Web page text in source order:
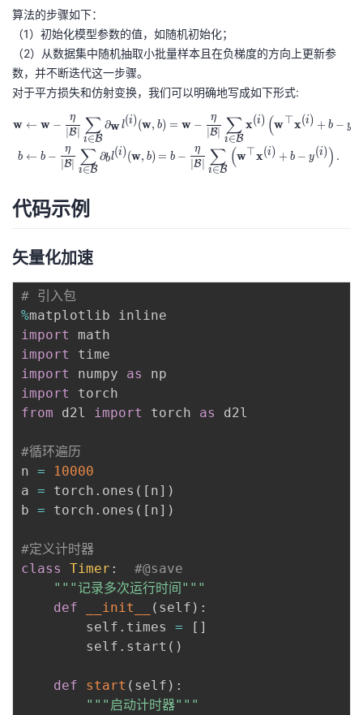
证
实
验
的
收
持
建
议
a
算法的步骤如下：
（1）初始化模型参数的值，如随机初始化；
（2）从数据集中随机抽取小批量样本且在负梯度的方向上更新参
数，并不断迭代这一步骤。
对于平方损失和仿射变换，我们可以明确地写成如下形式:
\begin{aligned} \mathbf{w}
w
b
← w −
∣B∣
η
i∈B
∑ ∂wl(i)(w, b) = w −
B∣
η
i∈B
∑ x(i) (w⊤x(i) + b − y
← b −
∣B∣
η
i∈B
∑ ∂bl(i)(w, b) = b −
∣B∣
η
i∈B
∑ (w⊤x(i) + b − y(i)) .
代码示例
矢量化加速
# 引入包
%
import
import
import
numpy as
import
from d2l import torch as d2l
#循环遍历
n =
10000
a = torch . ones ( [ n] )
b = torch . ones ( [ n] )
#定义计时器
class
Timer :
#@save
"""记录多次运行时间"""
def
__init__ ( self ) :
        self
. times = [ ]
        self
. start ( )
def start ( self ) :
"""启动计时器"""